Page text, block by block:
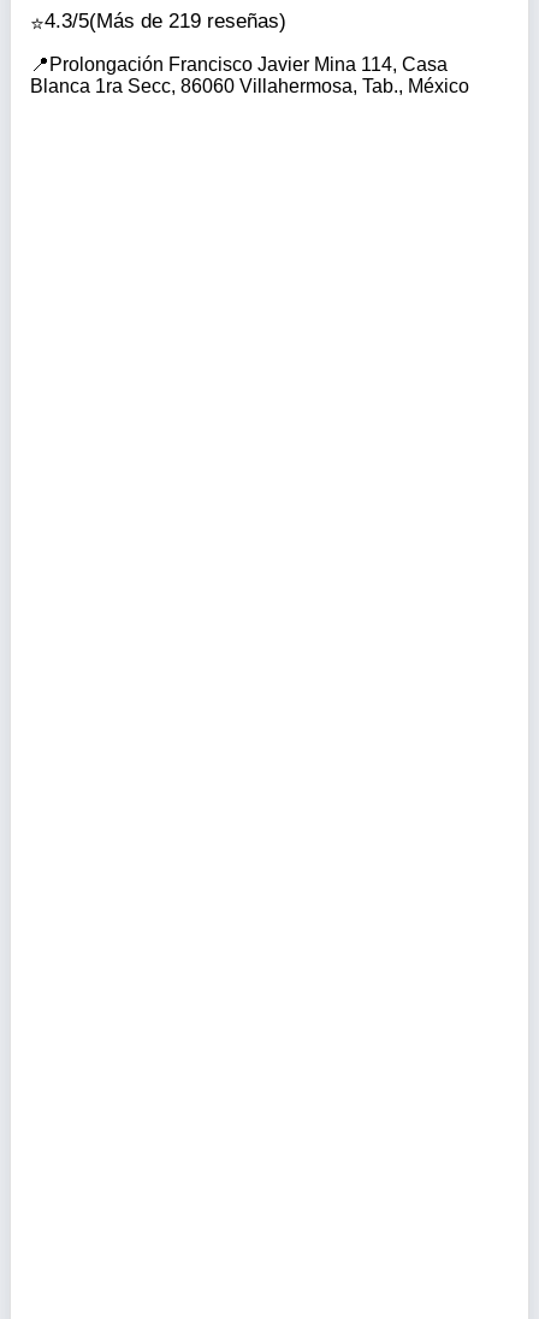
4.3/5(Más de 219 reseñas)
Prolongación Francisco Javier Mina 114, Casa
Blanca 1ra Secc, 86060 Villahermosa, Tab., México